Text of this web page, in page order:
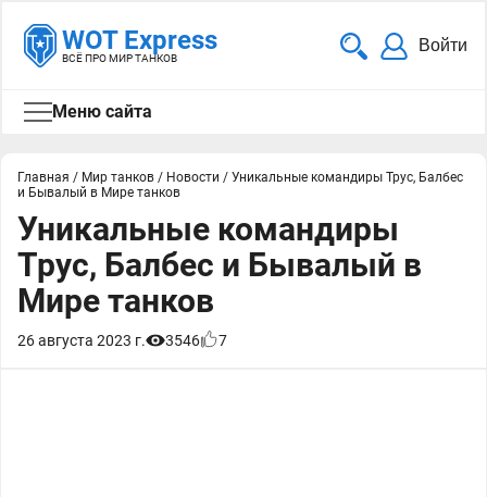
WOT Express
ВСЁ ПРО МИР ТАНКОВ
Войти
Меню сайта
Главная / Мир танков / Новости / Уникальные командиры Трус, Балбес
и Бывалый в Мире танков
Уникальные командиры
Трус, Балбес и Бывалый в
Мире танков
26 августа 2023 г. 3546 7